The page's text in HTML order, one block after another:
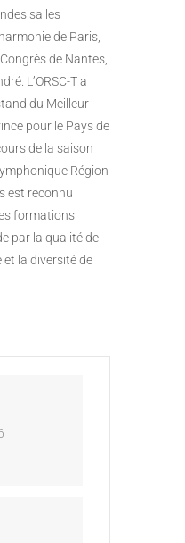
salles
de Paris,
de Nantes,
L’ORSC-T a
du Meilleur
pour le Pays de
de la saison
Région
est reconnu
formations
par la qualité de
et la diversité de